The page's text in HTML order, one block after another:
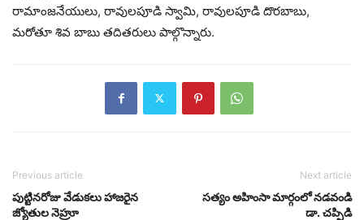
రామాంజనేయులు, రావులపూడి స్వామి, రావులపూడి దొరబాబు,
మరోతూ శివ బాబు తదితరులు పాల్గొన్నారు.
Previous article
పుట్టినరోజు వేడుకలు హాజరైన
జ్యోతుల నెహ్రూ
Next article
సత్యం అహింసా మార్గంలో నడవండి
డా. చప్పిడి